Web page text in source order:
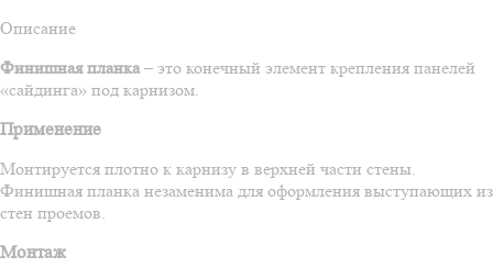
Описание
Финишная планка– это конечный элемент крепления панелей
«сайдинга» под карнизом.
Применение
Монтируется плотно к карнизу в верхней части стены.
Финишная планка незаменима для оформления выступающих из
стен проемов.
Монтаж